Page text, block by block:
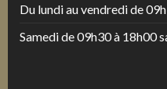
Du lundi au vendredi de
Samedi de 09h30 à 18h00